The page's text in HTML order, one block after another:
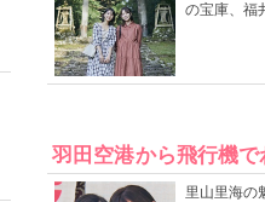
の宝庫、福
羽田空港から飛行機で
里山里海の